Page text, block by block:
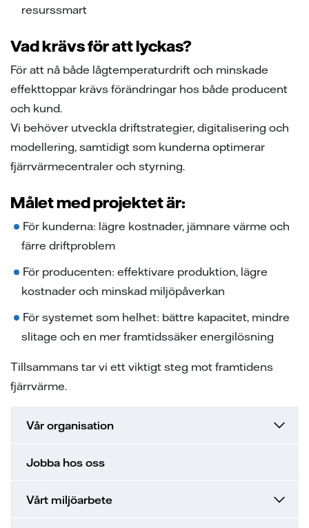
resurssmart
Vad krävs för att lyckas?
För att nå både lågtemperaturdrift och minskade
effekttoppar krävs förändringar hos både producent
och kund.
Vi behöver utveckla driftstrategier, digitalisering och
modellering, samtidigt som kunderna optimerar
fjärrvärmecentraler och styrning.
Målet med projektet är:
För kunderna: lägre kostnader, jämnare värme och
färre driftproblem
För producenten: effektivare produktion, lägre
kostnader och minskad miljöpåverkan
För systemet som helhet: bättre kapacitet, mindre
slitage och en mer framtidssäker energilösning
Tillsammans tar vi ett viktigt steg mot framtidens
fjärrvärme.
Vår organisation
Jobba hos oss
Vårt miljöarbete